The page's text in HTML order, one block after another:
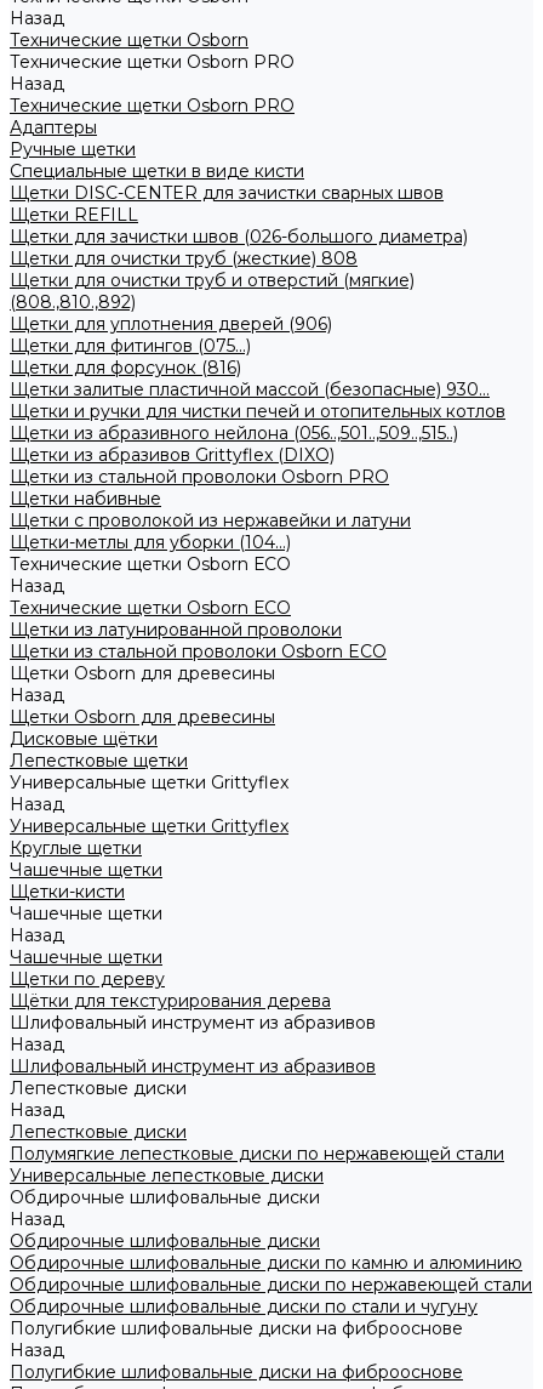
Назад
Технические щетки Osborn
Технические щетки Osborn PRO
Назад
Технические щетки Osborn PRO
Адаптеры
Ручные щетки
Специальные щетки в виде кисти
Щетки DISC-CENTER для зачистки сварных швов
Щетки REFILL
Щетки для зачистки швов (026-большого диаметра)
Щетки для очистки труб (жесткие) 808
Щетки для очистки труб и отверстий (мягкие)
(808.,810.,892)
Щетки для уплотнения дверей (906)
Щетки для фитингов (075...)
Щетки для форсунок (816)
Щетки залитые пластичной массой (безопасные) 930...
Щетки и ручки для чистки печей и отопительных котлов
Щетки из абразивного нейлона (056..,501..,509..,515..)
Щетки из абразивов Grittyflex (DIXO)
Щетки из стальной проволоки Osborn PRO
Щетки набивные
Щетки с проволокой из нержавейки и латуни
Щетки-метлы для уборки (104...)
Технические щетки Osborn ЕСО
Назад
Технические щетки Osborn ЕСО
Щетки из латунированной проволоки
Щетки из стальной проволоки Osborn ECO
Щетки Osborn для древесины
Назад
Щетки Osborn для древесины
Дисковые щётки
Лепестковые щетки
Универсальные щетки Grittyflex
Назад
Универсальные щетки Grittyflex
Круглые щетки
Чашечные щетки
Щетки-кисти
Чашечные щетки
Назад
Чашечные щетки
Щетки по дереву
Щётки для текстурирования дерева
Шлифовальный инструмент из абразивов
Назад
Шлифовальный инструмент из абразивов
Лепестковые диски
Назад
Лепестковые диски
Полумягкие лепестковые диски по нержавеющей стали
Универсальные лепестковые диски
Обдирочные шлифовальные диски
Назад
Обдирочные шлифовальные диски
Обдирочные шлифовальные диски по камню и алюминию
Обдирочные шлифовальные диски по нержавеющей стали
Обдирочные шлифовальные диски по стали и чугуну
Полугибкие шлифовальные диски на фиброоснове
Назад
Полугибкие шлифовальные диски на фиброоснове